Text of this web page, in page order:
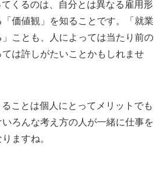
くるのは、自分とは異なる雇用形
価値観」を知ることです。「就業
ことも、人によっては当たり前の
は許しがたいことかもしれませ
ことは個人にとってメリットでも
ろんな考え方の人が一緒に仕事を
ますね。